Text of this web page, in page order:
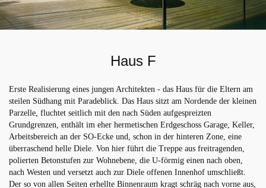
Haus F
Erste Realisierung eines jungen Architekten - das Haus für die Eltern am
steilen Südhang mit Paradeblick. Das Haus sitzt am Nordende der kleinen
Parzelle, fluchtet seitlich mit den nach Süden aufgespreizten
Grundgrenzen, enthält im eher hermetischen Erdgeschoss Garage, Keller,
Arbeitsbereich an der SO-Ecke und, schon in der hinteren Zone, eine
überraschend helle Diele. Von hier führt die Treppe aus freitragenden,
polierten Betonstufen zur Wohnebene, die U-förmig einen nach oben,
nach Westen und versetzt auch zur Diele offenen Innenhof umschließt.
Der so von allen Seiten erhellte Binnenraum kragt schräg nach vorne aus,